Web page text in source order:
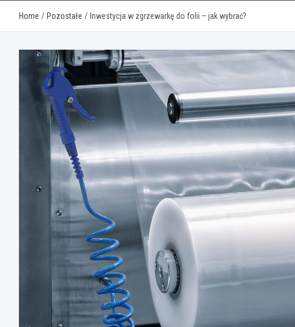
Home Pozostałe Inwestycja w zgrzewarkę do folii – jak wybrać?